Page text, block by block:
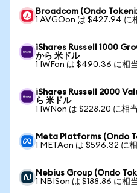
Broadcom (Ondo
1 AVGOon は $427.94 に
iShares Russell 1000
から 米ドル
1 IWFon は $490.36 に相当
iShares Russell 2000
ら 米ドル
1 IWNon は $228.20 に相当
Meta Platforms (Ondo
1 METAon は $596.32 に
Nebius Group (Ondo
1 NBISon は $188.86 に相当